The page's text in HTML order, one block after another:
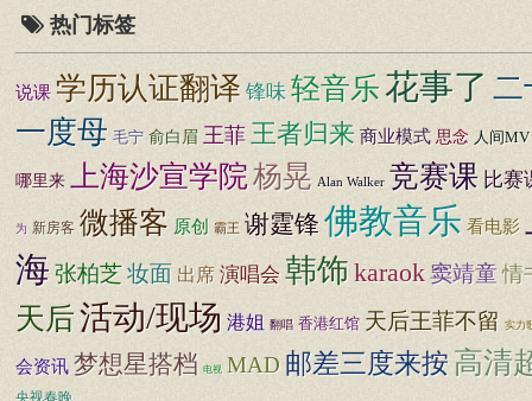
热门标签
说课 学历认证翻译 锋味 轻音乐花事了 二
一度母 毛宁 俞白眉 王菲 王者归来 商业模式 思念 人间MV
哪里来 上海沙宣学院杨晃 Alan Walker 竞赛课 比赛
为 新房客 微播客 原创 霸王 谢霆锋佛教音乐 看电影
海张柏芝妆面 出席 演唱会 韩饰 karaok窦靖童 情
天后活动/现场 港姐 翻唱 香港红馆 天后王菲不留 实力
会资讯 梦想星搭档 电视 MAD 邮差三度来按高清
央视春晚